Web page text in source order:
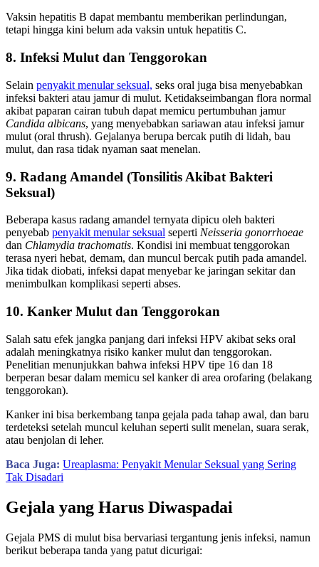
Vaksin hepatitis B dapat membantu memberikan perlindungan,
tetapi hingga kini belum ada vaksin untuk hepatitis C.
8. Infeksi Mulut dan Tenggorokan
Selain penyakit menular seksual, seks oral juga bisa menyebabkan
infeksi bakteri atau jamur di mulut. Ketidakseimbangan flora normal
akibat paparan cairan tubuh dapat memicu pertumbuhan jamur
Candida albicans, yang menyebabkan sariawan atau infeksi jamur
mulut (oral thrush). Gejalanya berupa bercak putih di lidah, bau
mulut, dan rasa tidak nyaman saat menelan.
9. Radang Amandel (Tonsilitis Akibat Bakteri
Seksual)
Beberapa kasus radang amandel ternyata dipicu oleh bakteri
penyebab penyakit menular seksual seperti Neisseria gonorrhoeae
dan Chlamydia trachomatis. Kondisi ini membuat tenggorokan
terasa nyeri hebat, demam, dan muncul bercak putih pada amandel.
Jika tidak diobati, infeksi dapat menyebar ke jaringan sekitar dan
menimbulkan komplikasi seperti abses.
10. Kanker Mulut dan Tenggorokan
Salah satu efek jangka panjang dari infeksi HPV akibat seks oral
adalah meningkatnya risiko kanker mulut dan tenggorokan.
Penelitian menunjukkan bahwa infeksi HPV tipe 16 dan 18
berperan besar dalam memicu sel kanker di area orofaring (belakang
tenggorokan).
Kanker ini bisa berkembang tanpa gejala pada tahap awal, dan baru
terdeteksi setelah muncul keluhan seperti sulit menelan, suara serak,
atau benjolan di leher.
Baca Juga: Ureaplasma: Penyakit Menular Seksual yang Sering
Tak Disadari
Gejala yang Harus Diwaspadai
Gejala PMS di mulut bisa bervariasi tergantung jenis infeksi, namun
berikut beberapa tanda yang patut dicurigai: